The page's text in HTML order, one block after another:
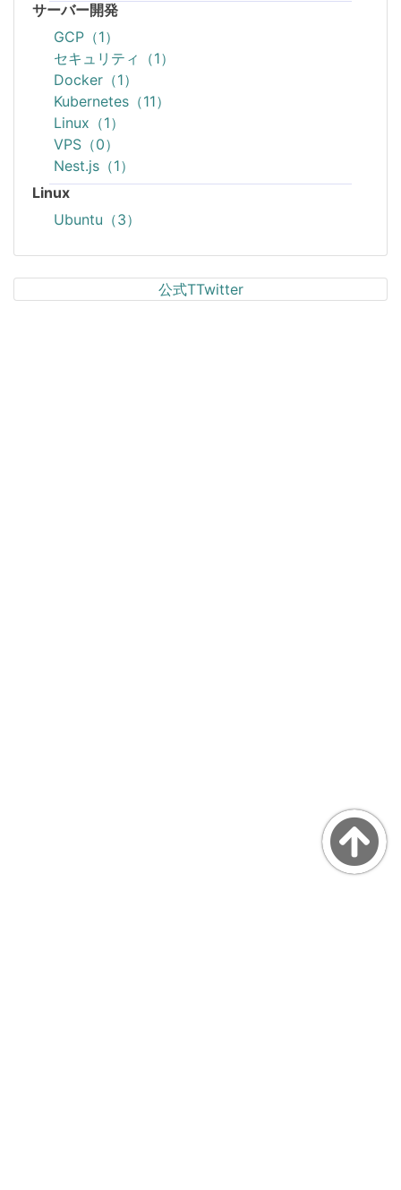
サーバー開発
GCP（1）
セキュリティ（1）
Docker（1）
Kubernetes（11）
Linux（1）
VPS（0）
Nest.js（1）
Linux
Ubuntu（3）
公式TTwitter